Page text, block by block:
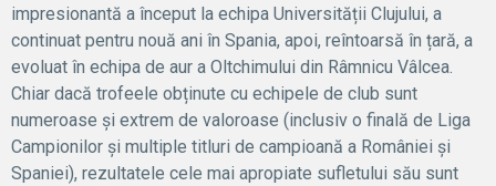
impresionantă a început la echipa Universității Clujului, a
continuat pentru nouă ani în Spania, apoi, reîntoarsă în țară, a
evoluat în echipa de aur a Oltchimului din Râmnicu Vâlcea.
Chiar dacă trofeele obținute cu echipele de club sunt
numeroase și extrem de valoroase (inclusiv o finală de Liga
Campionilor și multiple titluri de campioană a României și
Spaniei), rezultatele cele mai apropiate sufletului său sunt